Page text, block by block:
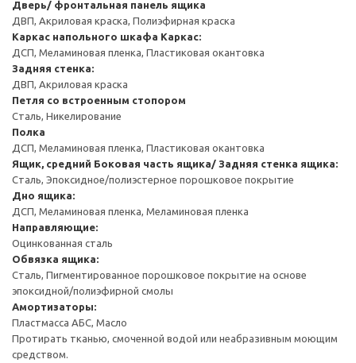
Дверь/ фронтальная панель ящика
ДВП, Акриловая краска, Полиэфирная краска
Каркас напольного шкафа Каркас:
ДСП, Меламиновая пленка, Пластиковая окантовка
Задняя стенка:
ДВП, Акриловая краска
Петля со встроенным стопором
Сталь, Никелирование
Полка
ДСП, Меламиновая пленка, Пластиковая окантовка
Ящик, средний Боковая часть ящика/ Задняя стенка ящика:
Сталь, Эпоксидное/полиэстерное порошковое покрытие
Дно ящика:
ДСП, Меламиновая пленка, Меламиновая пленка
Направляющие:
Оцинкованная сталь
Обвязка ящика:
Сталь, Пигментированное порошковое покрытие на основе
эпоксидной/полиэфирной смолы
Амортизаторы:
Пластмасса АБС, Масло
Протирать тканью, смоченной водой или неабразивным моющим
средством.